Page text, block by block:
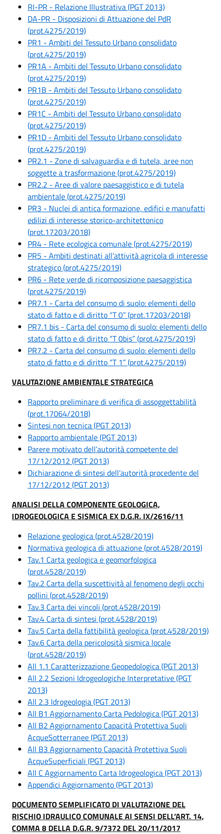
RI-PR - Relazione Illustrativa (PGT 2013)
DA-PR - Disposizioni di Attuazione del PdR
(prot.4275/2019)
PR1 - Ambiti del Tessuto Urbano consolidato
(prot.4275/2019)
PR1A - Ambiti del Tessuto Urbano consolidato
(prot.4275/2019)
PR1B - Ambiti del Tessuto Urbano consolidato
(prot.4275/2019)
PR1C - Ambiti del Tessuto Urbano consolidato
(prot.4275/2019)
PR1D - Ambiti del Tessuto Urbano consolidato
(prot.4275/2019)
PR2.1 - Zone di salvaguardia e di tutela, aree non
soggette a trasformazione (prot.4275/2019)
PR2.2 - Aree di valore paesaggistico e di tutela
ambientale (prot.4275/2019)
PR3 - Nuclei di antica formazione, edifici e manufatti
edilizi di interesse storico-architettonico
(prot.17203/2018)
PR4 - Rete ecologica comunale (prot.4275/2019)
PR5 - Ambiti destinati all’attività agricola di interesse
strategico (prot.4275/2019)
PR6 - Rete verde di ricomposizione paesaggistica
(prot.4275/2019)
PR7.1 - Carta del consumo di suolo: elementi dello
stato di fatto e di diritto “T 0” (prot.17203/2018)
PR7.1 bis - Carta del consumo di suolo: elementi dello
stato di fatto e di diritto “T 0bis” (prot.4275/2019)
PR7.2 - Carta del consumo di suolo: elementi dello
stato di fatto e di diritto “T 1” (prot.4275/2019)
VALUTAZIONE AMBIENTALE STRATEGICA
Rapporto preliminare di verifica di assoggettabilità
(prot.17064/2018)
Sintesi non tecnica (PGT 2013)
Rapporto ambientale(PGT 2013)
Parere motivato dell’autorità competente del
17/12/2012 (PGT 2013)
Dichiarazione di sintesi dell’autorità procedente del
17/12/2012 (PGT 2013)
ANALISI DELLA COMPONENTE GEOLOGICA,
IDROGEOLOGICA E SISMICA EX D.G.R. IX/2616/11
Relazione geologica (prot.4528/2019)
Normativa geologica di attuazione (prot.4528/2019)
Tav.1 Carta geologica e geomorfologica
(prot.4528/2019)
Tav.2 Carta della suscettività al fenomeno degli occhi
pollini (prot.4528/2019)
Tav.3 Carta dei vincoli (prot.4528/2019)
Tav.4 Carta di sintesi (prot.4528/2019)
Tav.5 Carta della fattibilità geologica (prot.4528/2019)
Tav.6 Carta della pericolosità sismica locale
(prot.4528/2019)
All 1.1 Caratterizzazione Geopedologica (PGT 2013)
All 2.2 Sezioni Idrogeologiche Interpretative (PGT
2013)
All 2.3 Idrogeologia (PGT 2013)
All B1 Aggiornamento Carta Pedologica (PGT 2013)
All B2 Aggiornamento Capacità Protettiva Suoli
AcqueSotterranee (PGT 2013)
All B3 Aggiornamento Capacità Protettiva Suoli
AcqueSuperficiali (PGT 2013)
All C Aggiornamento Carta Idrogeologica (PGT 2013)
Appendici Aggiornamento (PGT 2013)
DOCUMENTO SEMPLIFICATO DI VALUTAZIONE DEL
RISCHIO IDRAULICO COMUNALE AI SENSI DELL’ART. 14,
COMMA 8 DELLA D.G.R. 9/7372 DEL 20/11/2017